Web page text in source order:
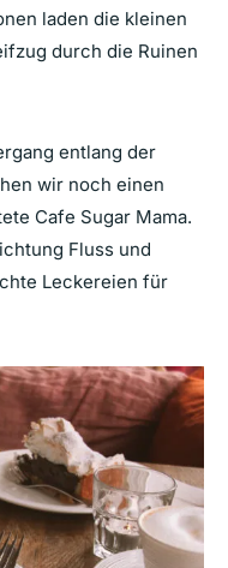
laden die kleinen
durch die Ruinen
entlang der
wir noch einen
Cafe Sugar Mama.
Fluss und
Leckereien für